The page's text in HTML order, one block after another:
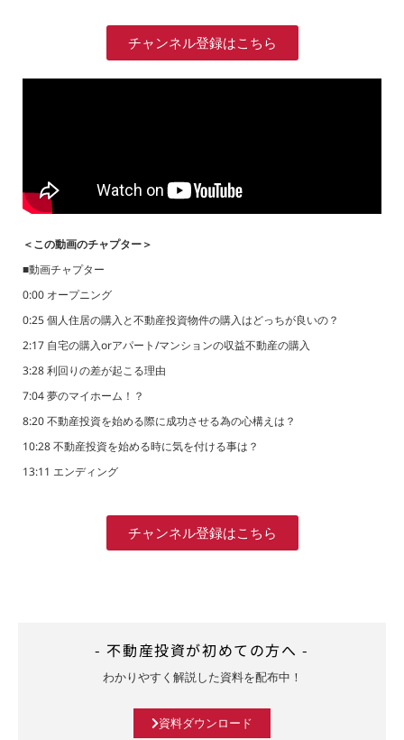
チャンネル登録はこちら
＜この動画のチャプター＞
■動画チャプター
0:00 オープニング
0:25 個人住居の購入と不動産投資物件の購入はどっちが良いの？
2:17 自宅の購入orアパート/マンションの収益不動産の購入
3:28 利回りの差が起こる理由
7:04 夢のマイホーム！？
8:20 不動産投資を始める際に成功させる為の心構えは？
10:28 不動産投資を始める時に気を付ける事は？
13:11 エンディング
チャンネル登録はこちら
- 不動産投資が初めての方へ -
わかりやすく解説した資料を配布中！
資料ダウンロード